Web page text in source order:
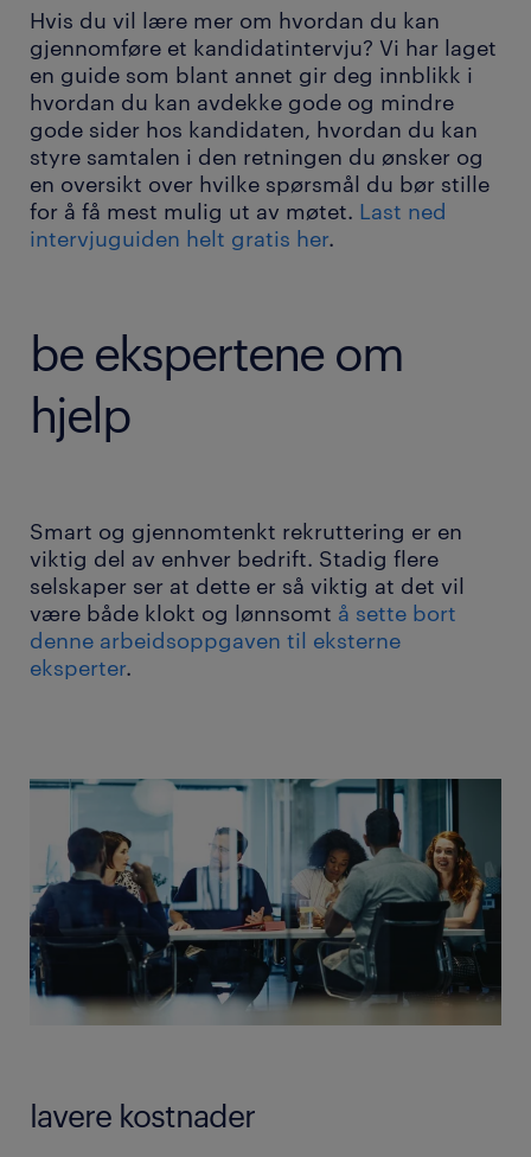
Hvis du vil lære mer om hvordan du kan
gjennomføre et kandidatintervju? Vi har laget
en guide som blant annet gir deg innblikk i
hvordan du kan avdekke gode og mindre
gode sider hos kandidaten, hvordan du kan
styre samtalen i den retningen du ønsker og
en oversikt over hvilke spørsmål du bør stille
for å få mest mulig ut av møtet. Last ned
intervjuguiden helt gratis her.
be ekspertene om
hjelp
Smart og gjennomtenkt rekruttering er en
viktig del av enhver bedrift. Stadig flere
selskaper ser at dette er så viktig at det vil
være både klokt og lønnsomt å sette bort
denne arbeidsoppgaven til eksterne
eksperter.
lavere kostnader